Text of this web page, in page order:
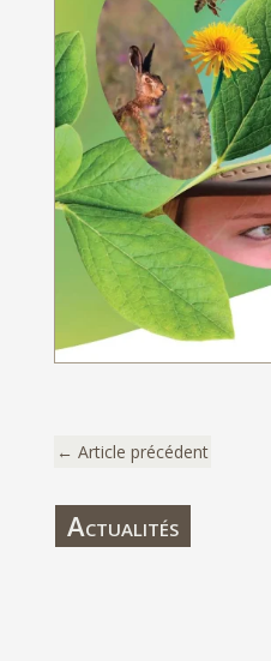
← Article précédent
Actualités